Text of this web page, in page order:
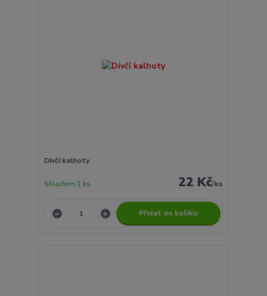
Dívčí kalhoty
22 Kč/ks
Skladem 1 ks
Přidat do košíku